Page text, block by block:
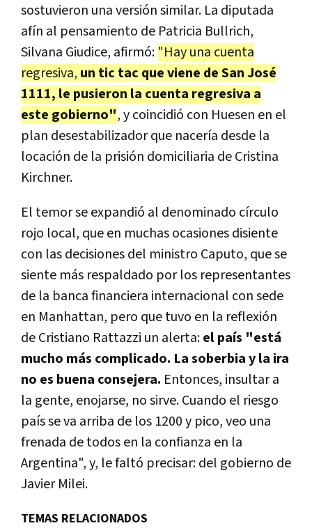
sostuvieron una versión similar. La diputada
afín al pensamiento de Patricia Bullrich,
Silvana Giudice, afirmó: "Hay una cuenta
regresiva, un tic tac que viene de San José
1111, le pusieron la cuenta regresiva a
este gobierno", y coincidió con Huesen en el
plan desestabilizador que nacería desde la
locación de la prisión domiciliaria de Cristina
Kirchner.
El temor se expandió al denominado círculo
rojo local, que en muchas ocasiones disiente
con las decisiones del ministro Caputo, que se
siente más respaldado por los representantes
de la banca financiera internacional con sede
en Manhattan, pero que tuvo en la reflexión
de Cristiano Rattazzi un alerta:el país "está
mucho más complicado. La soberbia y la ira
no es buena consejera. Entonces, insultar a
la gente, enojarse, no sirve. Cuando el riesgo
país se va arriba de los 1200 y pico, veo una
frenada de todos en la confianza en la
Argentina", y, le faltó precisar: del gobierno de
Javier Milei.
TEMAS RELACIONADOS